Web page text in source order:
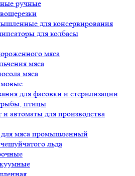
ручные
для консервирования
для колбасы
мяса
мяса
мяса
для фасовки и стерилизации
рыбы, птицы
автоматы для производства
мяса промышленный
льда